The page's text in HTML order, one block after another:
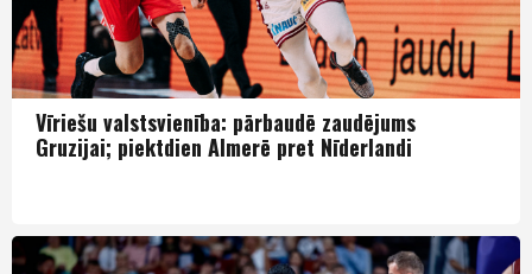
Vīriešu valstsvienība: pārbaudē zaudējums
Gruzijai; piektdien Almerē pret Nīderlandi
Izlase